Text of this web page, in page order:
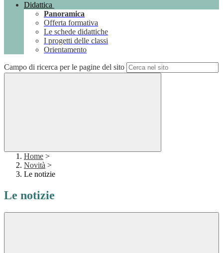
Didattica
Panoramica
Offerta formativa
Le schede didattiche
I progetti delle classi
Orientamento
Campo di ricerca per le pagine del sito
Home >
Novità >
Le notizie
Le notizie